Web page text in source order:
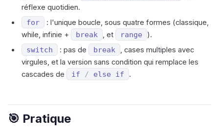
réflexe quotidien.
for
: l'unique boucle, sous quatre formes (classique,
while, infinie +
break , et range ).
switch : pas de break
, cases multiples avec
virgules, et la version sans condition qui remplace les
cascades de
if / else if .
🎯 Pratique